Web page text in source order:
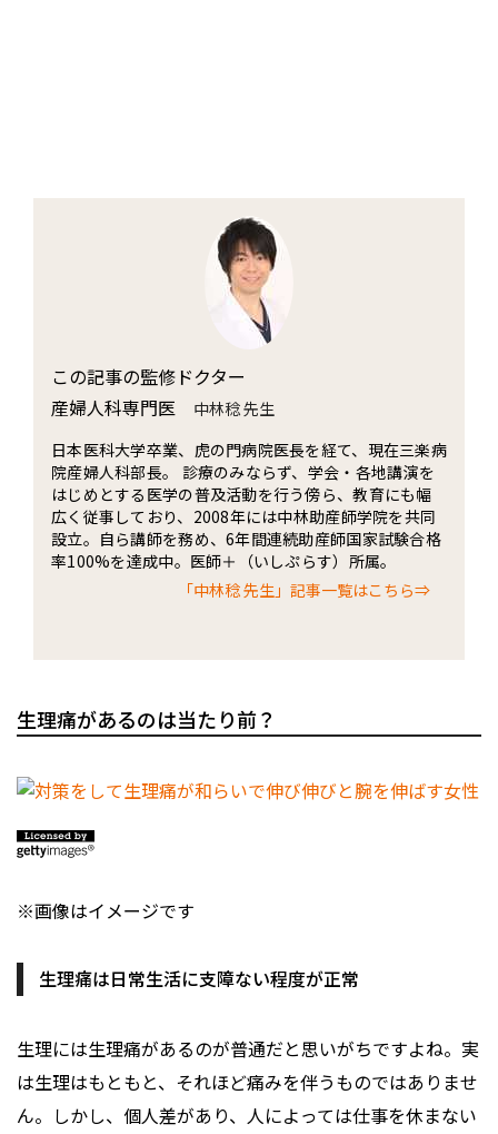
この記事の監修ドクター
産婦人科専門医
中林稔 先生
日本医科大学卒業、虎の門病院医長を経て、現在三楽病
院産婦人科部長。 診療のみならず、学会・各地講演を
はじめとする医学の普及活動を行う傍ら、教育にも幅
広く従事しており、2008年には中林助産師学院を共同
設立。自ら講師を務め、6年間連続助産師国家試験合格
率100%を達成中。医師＋（いしぷらす）所属。
「中林稔 先生」記事一覧はこちら⇒
生理痛があるのは当たり前？
※画像はイメージです
生理痛は日常生活に支障ない程度が正常
生理には生理痛があるのが普通だと思いがちですよね。実
は生理はもともと、それほど痛みを伴うものではありませ
ん。しかし、個人差があり、人によっては仕事を休まない